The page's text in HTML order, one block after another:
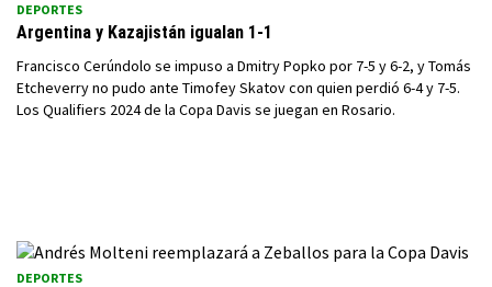
DEPORTES
Argentina y Kazajistán igualan 1-1
Francisco Cerúndolo se impuso a Dmitry Popko por 7-5 y 6-2, y Tomás
Etcheverry no pudo ante Timofey Skatov con quien perdió 6-4 y 7-5.
Los Qualifiers 2024 de la Copa Davis se juegan en Rosario.
DEPORTES